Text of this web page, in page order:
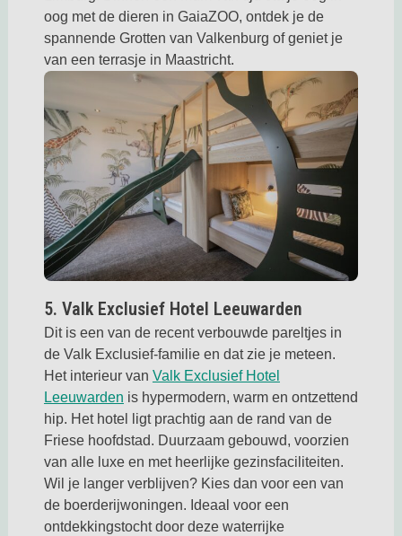
oog met de dieren in GaiaZOO, ontdek je de
spannende Grotten van Valkenburg of geniet je
van een terrasje in Maastricht.
5. Valk Exclusief Hotel Leeuwarden
Dit is een van de recent verbouwde pareltjes in
de Valk Exclusief-familie en dat zie je meteen.
Het interieur van Valk Exclusief Hotel
LeeuwardenDeze link opent in een nieuwe tab
is hypermodern, warm en ontzettend
hip. Het hotel ligt prachtig aan de rand van de
Friese hoofdstad. Duurzaam gebouwd, voorzien
van alle luxe en met heerlijke gezinsfaciliteiten.
Wil je langer verblijven? Kies dan voor een van
de boerderijwoningen. Ideaal voor een
ontdekkingstocht door deze waterrijke